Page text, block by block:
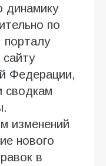
динамику
по
Федерации,
сводкам
изменений
нового
в